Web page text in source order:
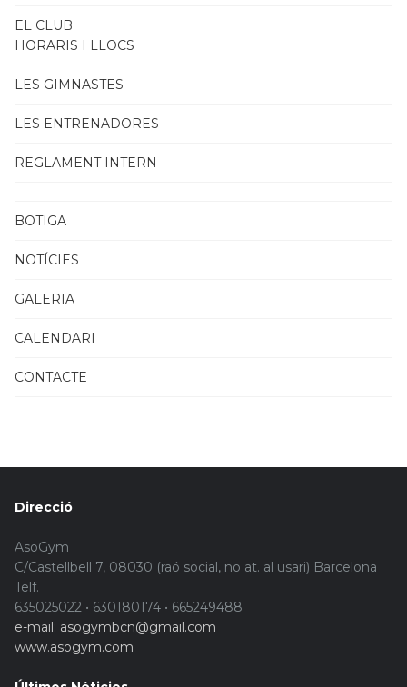
EL CLUB
HORARIS I LLOCS
LES GIMNASTES
LES ENTRENADORES
REGLAMENT INTERN
BOTIGA
NOTÍCIES
GALERIA
CALENDARI
CONTACTE
Direcció
AsoGym
C/Castellbell 7, 08030 (raó social, no at. al usari) Barcelona
Telf.
635025022 • 630180174 • 665249488
e-mail: asogymbcn@gmail.com
www.asogym.com